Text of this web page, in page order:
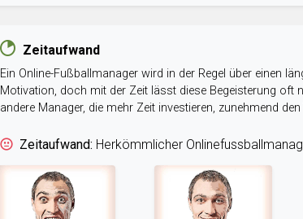
Zeitaufwand
Ein Online-Fußballmanager wird in der Regel über einen
Motivation, doch mit der Zeit lässt diese Begeisterung oft
andere Manager, die mehr Zeit investieren, zunehmend
Zeitaufwand: Herkömmlicher